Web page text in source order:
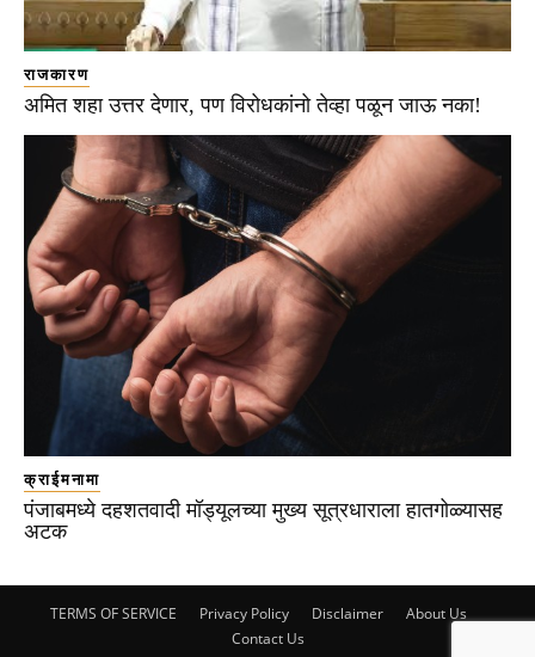
राजकारण
अमित शहा उत्तर देणार, पण विरोधकांनो तेव्हा पळून जाऊ नका!
क्राईमनामा
पंजाबमध्ये दहशतवादी मॉड्यूलच्या मुख्य सूत्रधाराला हातगोळ्यासह
अटक
TERMS OF SERVICE Privacy Policy Disclaimer
About Us
Contact Us